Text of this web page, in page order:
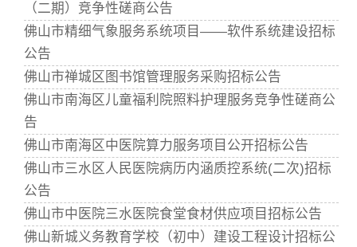
（二期）竞争性磋商公告
佛山市精细气象服务系统项目——软件系统建设招标
公告
佛山市禅城区图书馆管理服务采购招标公告
佛山市南海区儿童福利院照料护理服务竞争性磋商公
告
佛山市南海区中医院算力服务项目公开招标公告
佛山市三水区人民医院病历内涵质控系统(二次)招标
公告
佛山市中医院三水医院食堂食材供应项目招标公告
佛山新城义务教育学校（初中）建设工程设计招标公